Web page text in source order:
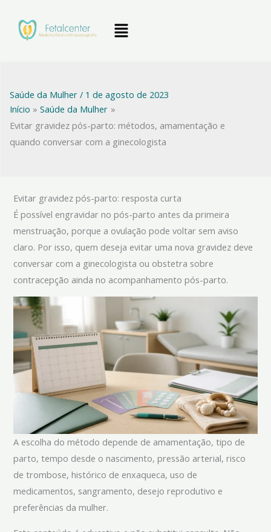
Menu
Saúde da Mulher/ 1 de agosto de 2023
Início
Saúde da Mulher
Evitar gravidez pós-parto: métodos, amamentação e
quando conversar com a ginecologista
Evitar gravidez pós-parto: resposta curta
É possível engravidar no pós-parto antes da primeira
menstruação, porque a ovulação pode voltar sem aviso
claro. Por isso, quem deseja evitar uma nova gravidez deve
conversar com a ginecologista ou obstetra sobre
contracepção ainda no acompanhamento pós-parto.
A escolha do método depende de amamentação, tipo de
parto, tempo desde o nascimento, pressão arterial, risco
de trombose, histórico de enxaqueca, uso de
medicamentos, sangramento, desejo reprodutivo e
preferências da mulher.